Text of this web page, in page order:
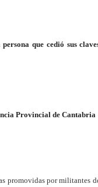
que cedió sus
Provincial de Cantabria
promovidas por